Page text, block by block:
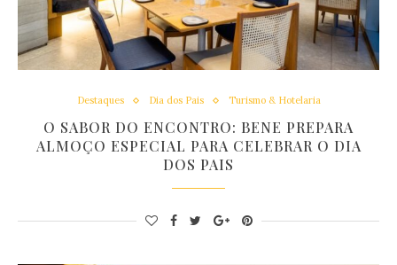
Destaques Dia dos Pais Turismo & Hotelaria
O SABOR DO ENCONTRO: BENE PREPARA
ALMOÇO ESPECIAL PARA CELEBRAR O DIA
DOS PAIS